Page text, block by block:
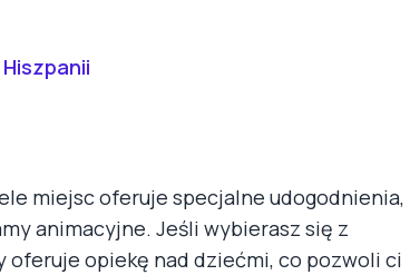
miejsc oferuje specjalne udogodnienia,
animacyjne. Jeśli wybierasz się z
opiekę nad dziećmi, co pozwoli ci